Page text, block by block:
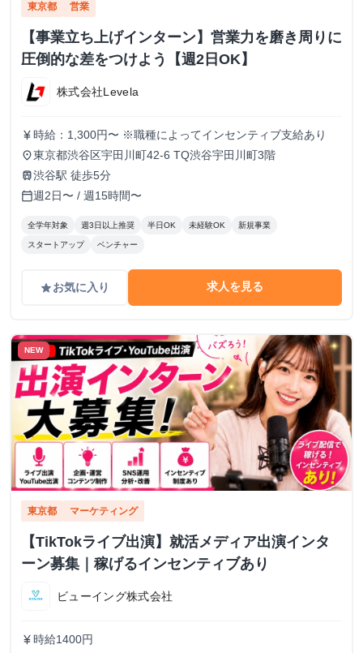
東京都 営業
【事業立ち上げインターン】営業力を磨き周りに
圧倒的な差をつけよう【週2日OK】
株式会社Levela
currency_yen 時給：1,300円〜 ※職種によってインセンティブ支給あり
place東京都渋谷区宇田川町42-6 TQ渋谷宇田川町3階
train渋谷駅 徒歩5分
calendar_today週2日〜 / 週15時間〜
全学年対象 週3日以上推奨 半日OK 未経験OK 新規事業
スタートアップ ベンチャー
gradeお気に入り 求人を見る
NEW
東京都 マーケティング
【TikTokライブ出演】就活メディア出演インタ
ーン募集｜稼げるインセンティブあり
ビューイング株式会社
currency_yen 時給1400円